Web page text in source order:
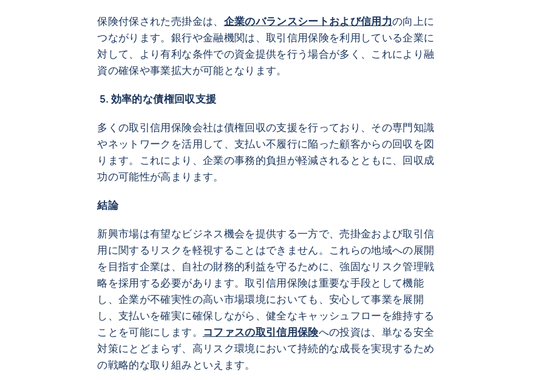
保険付保された売掛金は、 企業のバランスシートおよび信用力の向上に
つながります。銀行や金融機関は、取引信用保険を利用している企業に
対して、より有利な条件での資金提供を行う場合が多く、これにより融
資の確保や事業拡大が可能となります。
5. 効率的な債権回収支援
多くの取引信用保険会社は債権回収の支援を行っており、その専門知識
やネットワークを活用して、支払い不履行に陥った顧客からの回収を図
ります。これにより、企業の事務的負担が軽減されるとともに、回収成
功の可能性が高まります。
結論
新興市場は有望なビジネス機会を提供する一方で、売掛金および取引信
用に関するリスクを軽視することはできません。これらの地域への展開
を目指す企業は、自社の財務的利益を守るために、強固なリスク管理戦
略を採用する必要があります。取引信用保険は重要な手段として機能
し、企業が不確実性の高い市場環境においても、安心して事業を展開
し、支払いを確実に確保しながら、健全なキャッシュフローを維持する
ことを可能にします。 コファスの取引信用保険への投資は、単なる安全
対策にとどまらず、高リスク環境において持続的な成長を実現するため
の戦略的な取り組みといえます。